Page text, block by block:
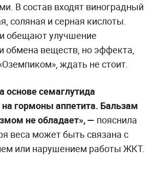
В состав входят виноградный
соляная и серная кислоты.
обещают улучшение
обмена веществ, но эффекта,
ждать не стоит.
основе семаглутида
гормоны аппетита. Бальзам
не обладает», — пояснила
веса может быть связана с
или нарушением работы ЖКТ.